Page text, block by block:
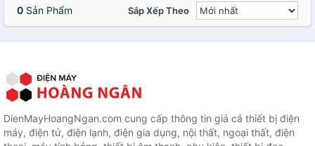
0 Sản Phẩm Sắp Xếp Theo
DienMayHoangNgan.com cung cấp thông tin giá cả thiết bị điện
máy, điện tử, điện lạnh, điện gia dụng, nội thất, ngoại thất, điện